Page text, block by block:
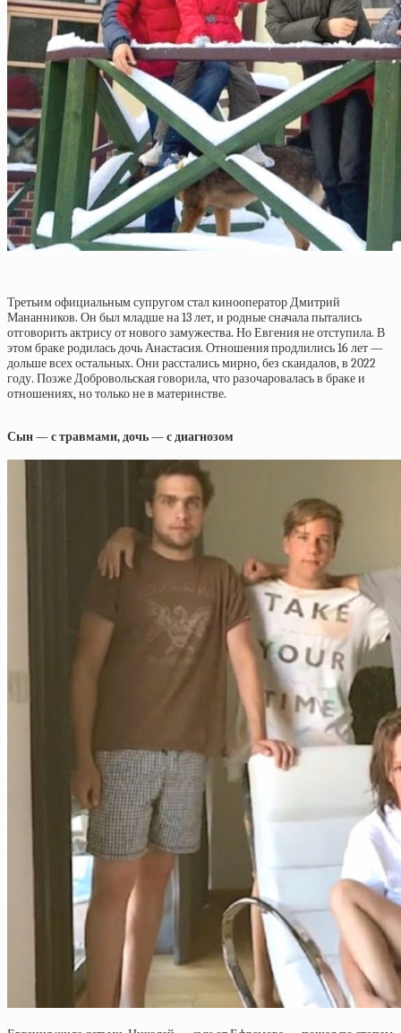
Третьим официальным супругом стал кинооператор Дмитрий
Мананников. Он был младше на 13 лет, и родные сначала пытались
отговорить актрису от нового замужества. Но Евгения не отступила. В
этом браке родилась дочь Анастасия. Отношения продлились 16 лет —
дольше всех остальных. Они расстались мирно, без скандалов, в 2022
году. Позже Добровольская говорила, что разочаровалась в браке и
отношениях, но только не в материнстве.
Сын — с травмами, дочь — с диагнозом